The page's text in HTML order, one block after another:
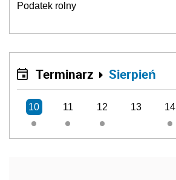
Podatek rolny
Terminarz Sierpień
10 11 12 13 14